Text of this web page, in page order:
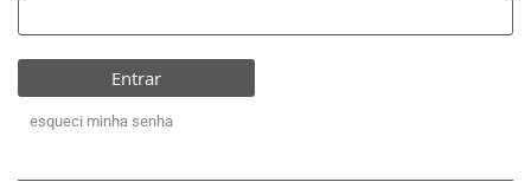
Entrar
esqueci minha senha